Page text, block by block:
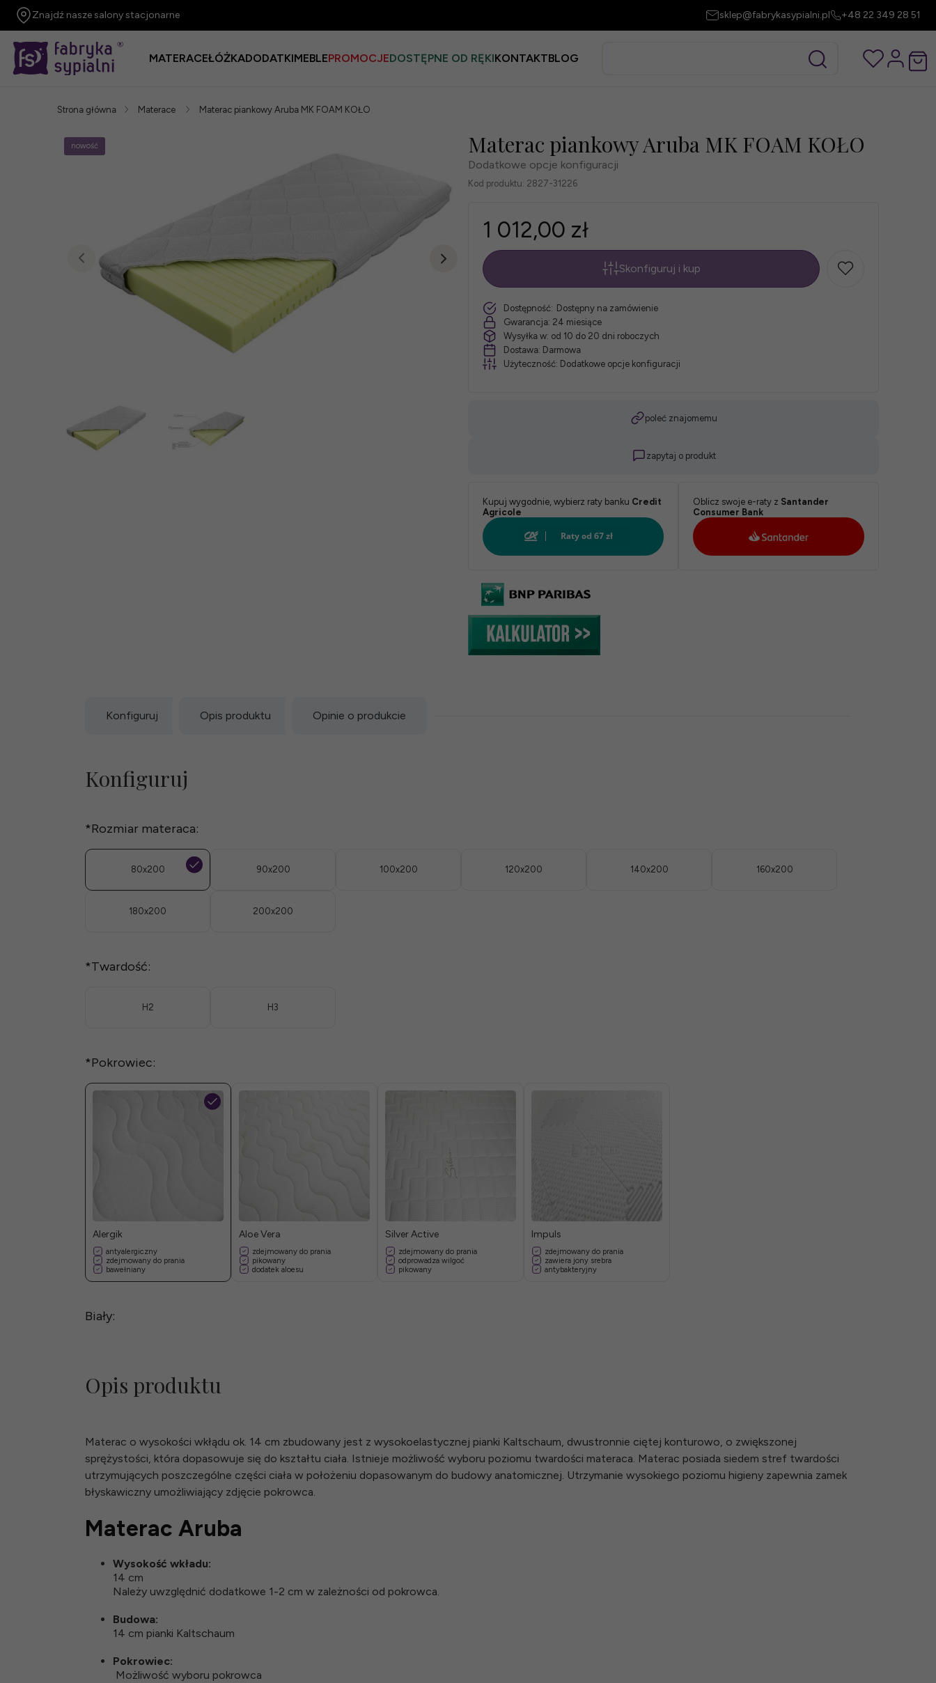
Znajdź nasze salony stacjonarne sklep@fabrykasypialni.pl +48 22 349 28 51
MATERACEŁÓŻKADODATKIMEBLEPROMOCJEDOSTĘPNE OD RĘKIKONTAKTBLOG
Strona główna Materace Materac piankowy Aruba MK FOAM KOŁO
nowość Materac piankowy Aruba MK FOAM KOŁO
Dodatkowe opcje konfiguracji
Kod produktu: 2827-31226
1 012,00 zł
*Rozmiar
materaca:
*
Twardość:
szt.
Skonfiguruj i kup
Dostępność: Dostępny na zamówienie
Gwarancja: 24 miesiące
Wysyłka w: od 10 do 20 dni roboczych
Dostawa: Darmowa
Użyteczność: Dodatkowe opcje konfiguracji
poleć znajomemu
zapytaj o produkt
Kupuj wygodnie, wybierz raty banku Credit
Agricole
Oblicz swoje e-raty z Santander
Consumer Bank
Konfiguruj Opis produktu Opinie o produkcie
Konfiguruj
*Rozmiar materaca:
80x200 90x200 100x200 120x200 140x200 160x200
180x200 200x200
*Twardość:
H2 H3
*Pokrowiec:
Alergik
antyalergiczny
zdejmowany do prania
bawełniany
Aloe Vera
zdejmowany do prania
pikowany
dodatek aloesu
Silver Active
zdejmowany do prania
odprowadza wilgoć
pikowany
Impuls
zdejmowany do prania
zawiera jony srebra
antybakteryjny
Biały:
Opis produktu
Materac o wysokości wkłądu ok. 14 cm zbudowany jest z wysokoelastycznej pianki Kaltschaum, dwustronnie ciętej konturowo, o zwiększonej
sprężystości, która dopasowuje się do kształtu ciała. Istnieje możliwość wyboru poziomu twardości materaca. Materac posiada siedem stref twardości
utrzymujących poszczególne części ciała w położeniu dopasowanym do budowy anatomicznej. Utrzymanie wysokiego poziomu higieny zapewnia zamek
błyskawiczny umożliwiający zdjęcie pokrowca.
Materac Aruba
Wysokość wkładu:
14 cm
Należy uwzględnić dodatkowe 1-2 cm w zależności od pokrowca.
Budowa:
14 cm pianki Kaltschaum
Pokrowiec:
Możliwość wyboru pokrowca